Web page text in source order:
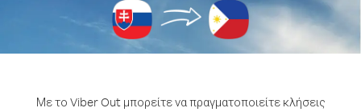
Με το Viber Out μπορείτε να πραγματοποιείτε κλήσεις